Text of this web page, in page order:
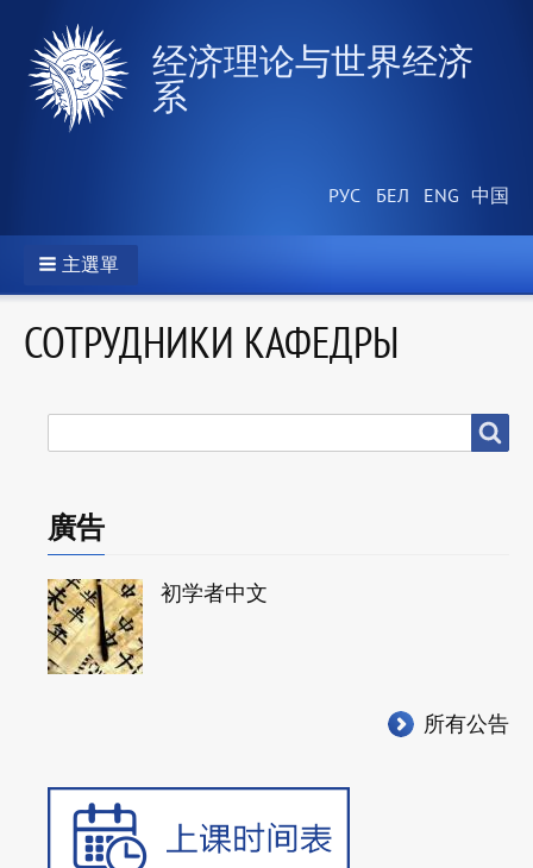
经济理论与世界经济
系
主選單
СОТРУДНИКИ КАФЕДРЫ
尋
廣告
初学者中文
所有公告